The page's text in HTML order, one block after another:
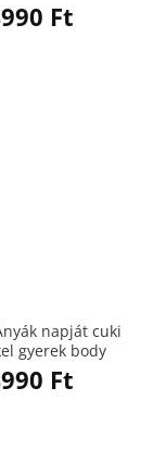
Ft
napját cuki
gyerek body
Ft